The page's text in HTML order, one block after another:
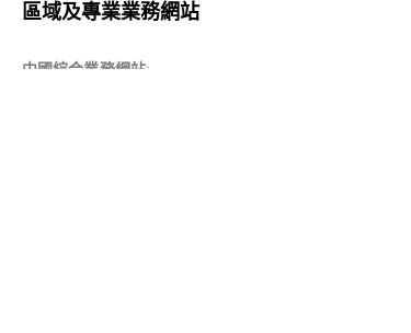
區域及專業業務網站
中國綜合業務網站: